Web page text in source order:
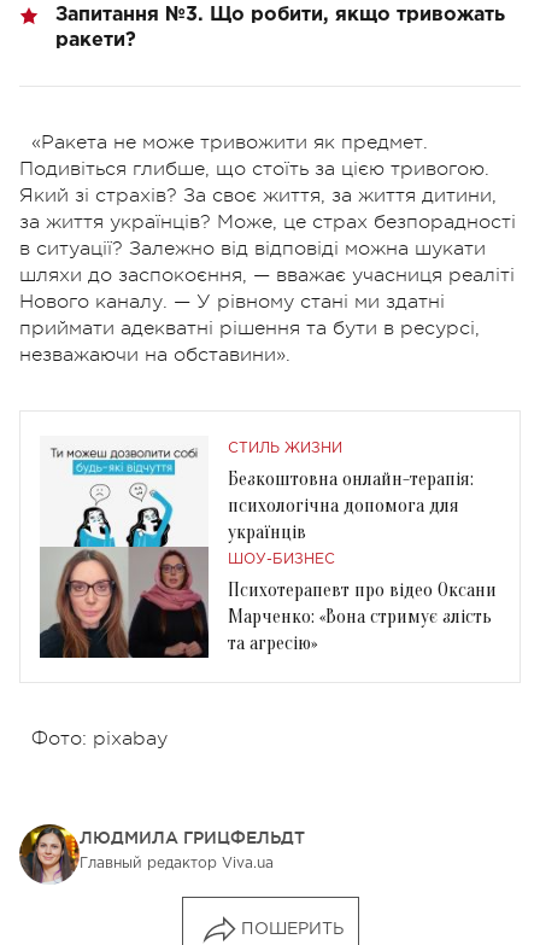
Запитання №3. Що робити, якщо тривожать
ракети?
«Ракета не може тривожити як предмет.
Подивіться глибше, що стоїть за цією тривогою.
Який зі страхів? За своє життя, за життя дитини,
за життя українців? Може, це страх безпорадності
в ситуації? Залежно від відповіді можна шукати
шляхи до заспокоєння, — вважає учасниця реаліті
Нового каналу. — У рівному стані ми здатні
приймати адекватні рішення та бути в ресурсі,
незважаючи на обставини».
СТИЛЬ ЖИЗНИ
Безкоштовна онлайн-терапія:
психологічна допомога для
українців
ШОУ-БИЗНЕС
Психотерапевт про відео Оксани
Марченко: «Вона стримує злість
та агресію»
Фото: pixabay
ЛЮДМИЛА ГРИЦФЕЛЬДТ
Главный редактор Viva.ua
ПОШЕРИТЬ